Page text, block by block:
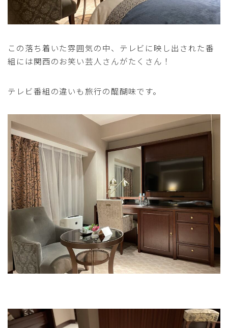
この落ち着いた雰囲気の中、テレビに映し出された番
組には関西のお笑い芸人さんがたくさん！
テレビ番組の違いも旅行の醍醐味です。